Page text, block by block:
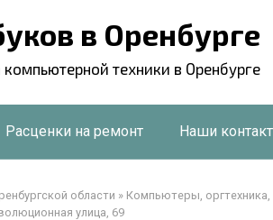
в Оренбурге
техники в Оренбурге
Расценки на ремонт Наши
области » Компьютеры, оргтехника,
улица, 69